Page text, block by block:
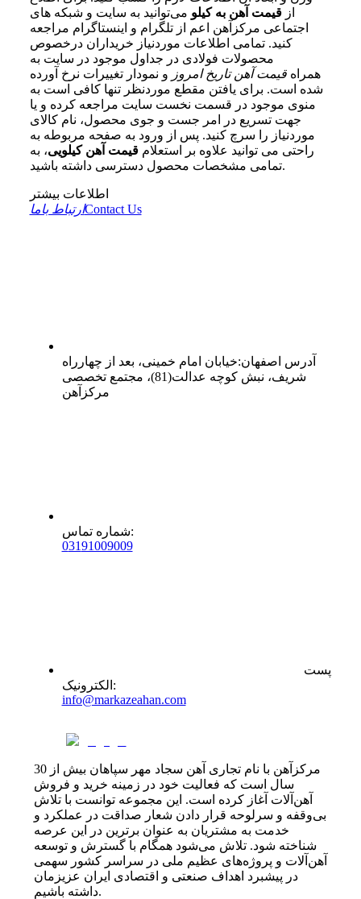
ازقیمت آهن به کیلو می‌توانید به سایت و شبکه‌ های
اجتماعی مرکزآهن اعم از تلگرام و اینستاگرام مراجعه
کنید. تمامی اطلاعات موردنیاز خریداران درخصوص
محصولات فولادی در جداول موجود در سایت به
همراهقیمت آهن تاریخ امروز و نمودار تغییرات نرخ آورده
شده است. برای یافتن مقطع موردنظر تنها کافی است به
منوی موجود در قسمت نخست سایت مراجعه کرده و یا
جهت تسریع در امر جست‌ و جوی محصول، نام کالای
موردنیاز را سرچ کنید. پس از ورود به صفحه مربوطه به
راحتی می‌ توانید علاوه بر استعلامقیمت آهن کیلویی، به
تمامی مشخصات محصول دسترسی داشته باشید.
اطلاعات بیشتر
ارتباط باماContact Us
آدرس اصفهان:خیابان امام خمینی، بعد از چهارراه
شریف، نبش کوچه عدالت(81)، مجتمع تخصصی
مرکزآهن
شماره تماس:
03191009009
پست
الکترونیک :
info@markazeahan.com
مرکزآهن با نام تجاری آهن سجاد مهر سپاهان بیش از 30
سال است که فعالیت خود در زمینه خرید و فروش
آهن‌آلات آغاز کرده است. این مجموعه توانست با تلاش
بی‌وقفه و سرلوحه قرار دادن شعار صداقت در عملکرد و
خدمت به مشتریان به عنوان برترین در این عرصه
شناخته شود. تلاش می‌شود همگام با گسترش و توسعه
آهن‌آلات و پروژه‌های عظیم ملی در سراسر کشور سهمی
در پیشبرد اهداف صنعتی و اقتصادی ایران عزیزمان
داشته باشیم.